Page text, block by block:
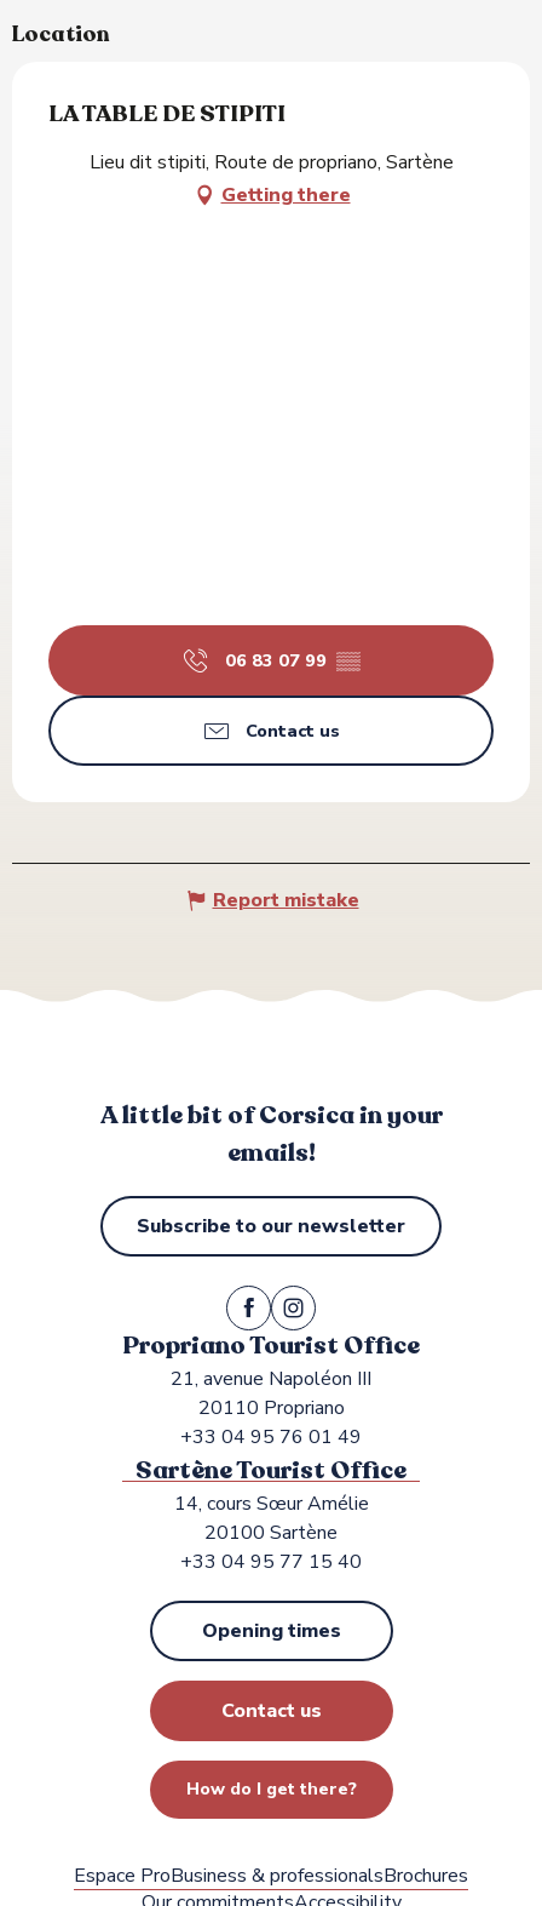
Location
LA TABLE DE STIPITI
Lieu dit stipiti, Route de propriano, Sartène
Getting there
06 83 07 99 ▒▒
Contact us
Report mistake
A little bit of Corsica in your
emails!
Subscribe to our newsletter
Propriano Tourist Office
21, avenue Napoléon III
20110 Propriano
+33 04 95 76 01 49
Sartène Tourist Office
14, cours Sœur Amélie
20100 Sartène
+33 04 95 77 15 40
Opening times
Contact us
How do I get there?
Espace ProBusiness & professionalsBrochures